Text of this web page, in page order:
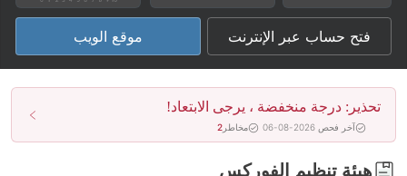
3
4
5
6
7
1
2
3
4
5
7
8
9
فتح حساب عبر الإنترنت موقع الويب
تحذير: درجة منخفضة ، يرجى الابتعاد!
آخر فحص 2026-08-06 مخاطر 2
هيئة تنظيم الفوركس